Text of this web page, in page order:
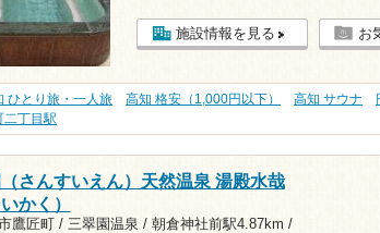
施設情報を見る お
ひとり旅・一人旅 高知 格安（1,000円以下） 高知 サウナ
二丁目駅
さんすいえん）天然温泉 湯殿水哉
かく）
鷹匠町 / 三翠園温泉 / 朝倉神社前駅4.87km /